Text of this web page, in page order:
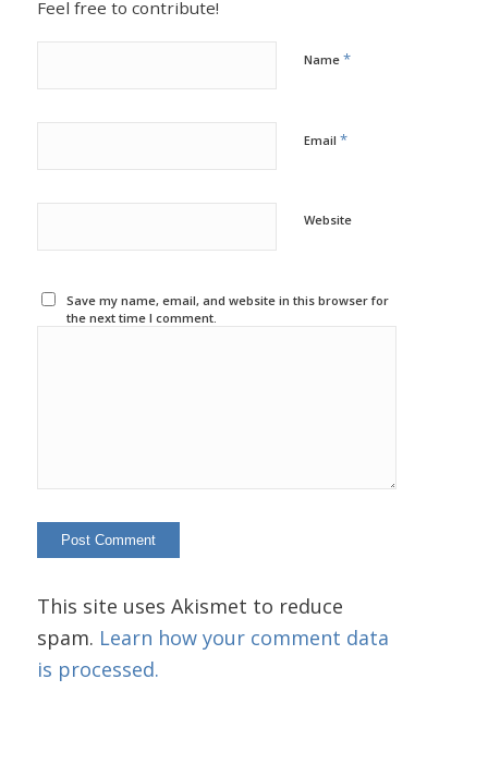
Feel free to contribute!
Name *
Email *
Website
Save my name, email, and website in this browser for
the next time I comment.
This site uses Akismet to reduce
spam. Learn how your comment data
is processed.